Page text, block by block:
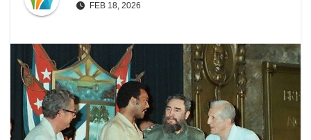
FEB 18, 2026